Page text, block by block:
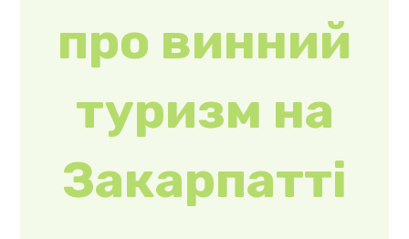
Про історію та
сучасність
виноробства на
Закарпатті
говорили під час